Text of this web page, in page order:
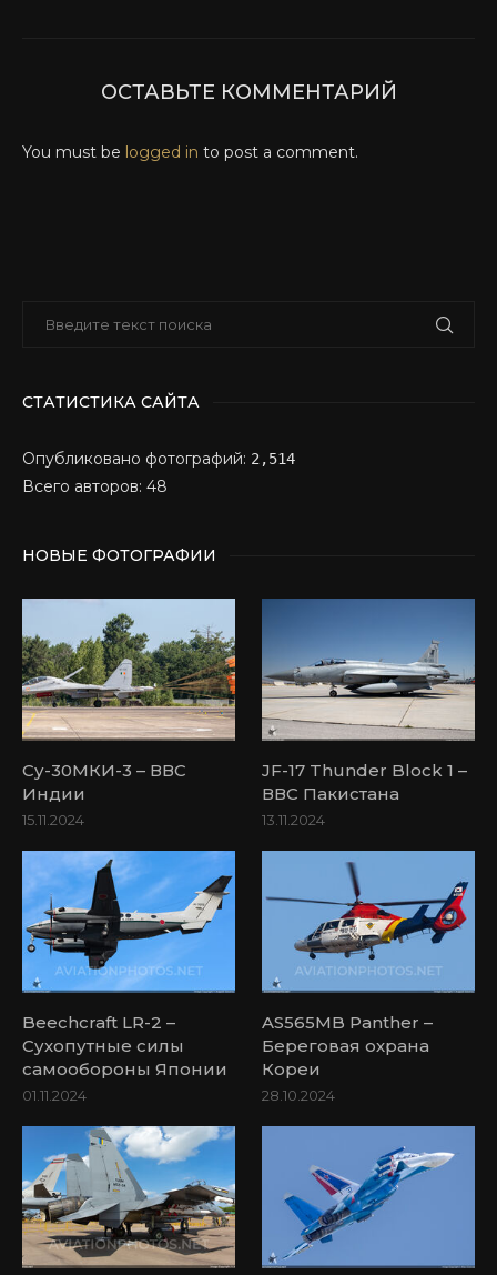
ОСТАВЬТЕ КОММЕНТАРИЙ
You must be logged in to post a comment.
СТАТИСТИКА САЙТА
Опубликовано фотографий: 2,514
Всего авторов: 48
НОВЫЕ ФОТОГРАФИИ
Су-30МКИ-3 – ВВС
Индии
15.11.2024
JF-17 Thunder Block 1 –
ВВС Пакистана
13.11.2024
Beechcraft LR-2 –
Сухопутные силы
самообороны Японии
01.11.2024
AS565MB Panther –
Береговая охрана
Кореи
28.10.2024